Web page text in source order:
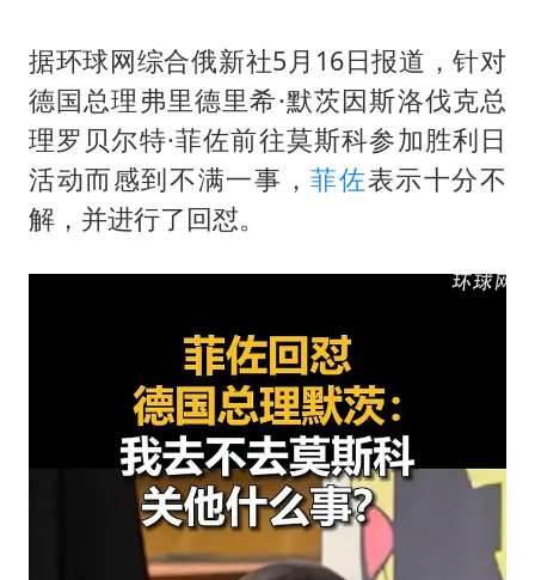
上海大部迎大暴雨
《龙餐馆》 冲奖
蒯曼挺进WTT横滨冠军赛女单四强
据环球网综合俄新社5月16日报道，针对
德国总理弗里德里希·默茨因斯洛伐克总
理罗贝尔特·菲佐前往莫斯科参加胜利日
活动而感到不满一事，菲佐表示十分不
解，并进行了回怼。